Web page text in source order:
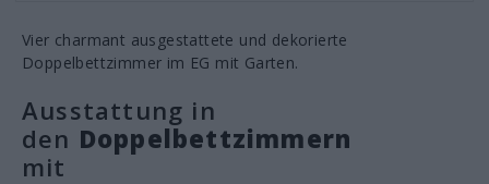
Vier charmant ausgestattete und dekorierte
Doppelbettzimmer im EG mit Garten.
Ausstattung in
den Doppelbettzimmern
mit